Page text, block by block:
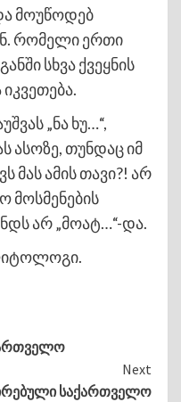
მოუწოდებ
რომელი ერთი
სხვა ქვეყნის
იკვეთება.
„ნა ხუ…“,
ასოზე, თუნდაც იმ
მას ამის თავი?! არ
მოსმენების
არ „მოატ…“-და.
Next
საქართველო